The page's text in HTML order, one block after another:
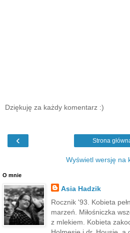
Dziękuję za każdy komentarz :)
‹ Strona
Wyświetl wersję na
O mnie
Asia Hadzik
Rocznik '93. Kobieta
marzeń. Miłośniczka
z mlekiem. Kobieta